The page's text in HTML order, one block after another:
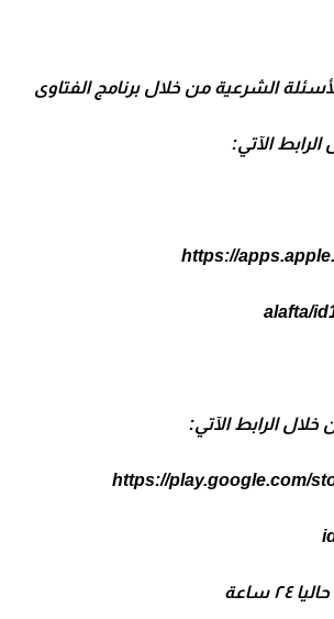
الشرعية من خلال برنامج الفتاوى
https://
alafta/
https://play.google.com/
ساعة